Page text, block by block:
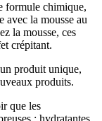
formule chimique,
avec la mousse au
la mousse, ces
crépitant.
produit unique,
produits.
que les